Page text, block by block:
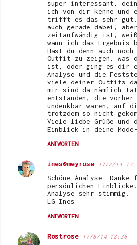
super interessant,
ich von dir kenne und
trifft es das sehr
auch gerade dabei,
zeitaufwändig ist,
wann ich das Ergebnis
Hast du denn auch
Outfit zu zeigen, was
ist, oder ging es dir
Analyse und die
viele deiner Outfits
mir sind da nämlich
entstanden, die
undenkbar waren, auf
trotzdem so nicht
Viele liebe Grüße und
Einblick in deine
ANTWORTEN
ines@meyrose 17/8/14
Schöne Analyse. Danke
persönlichen
Analyse sehr stimmig.
LG Ines
ANTWORTEN
Rostrose 17/8/14 18:36